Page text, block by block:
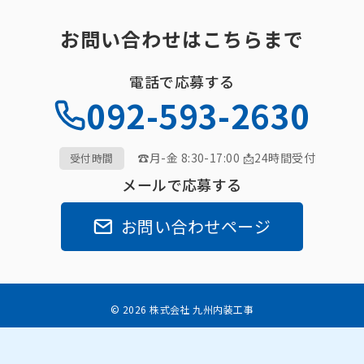
お問い合わせはこちらまで
電話で応募する
092-593-2630
受付時間 ☎月-金 8:30-17:00 📩24時間受付
メールで応募する
お問い合わせページ
© 2026 株式会社 九州内装工事